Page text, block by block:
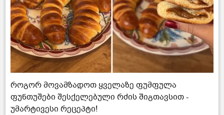
როგორ მოვამზადოთ ყველაზე ფუმფულა
ფუნთუშები შესქელებული რძის შიგთავსით -
უმარტივესი რეცეპტი!